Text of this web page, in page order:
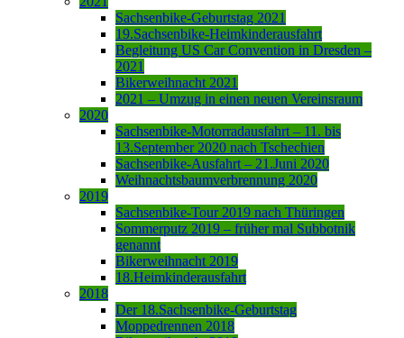
Sachsenbike-Geburtstag 2021
19.Sachsenbike-Heimkinderausfahrt
Begleitung US Car Convention in Dresden –
2021
Bikerweihnacht 2021
2021 – Umzug in einen neuen Vereinsraum
2020
Sachsenbike-Motorradausfahrt – 11. bis
13.September 2020 nach Tschechien
Sachsenbike-Ausfahrt – 21.Juni 2020
Weihnachtsbaumverbrennung 2020
2019
Sachsenbike-Tour 2019 nach Thüringen
Sommerputz 2019 – früher mal Subbotnik
genannt
Bikerweihnacht 2019
18.Heimkinderausfahrt
2018
Der 18.Sachsenbike-Geburtstag
Moppedrennen 2018